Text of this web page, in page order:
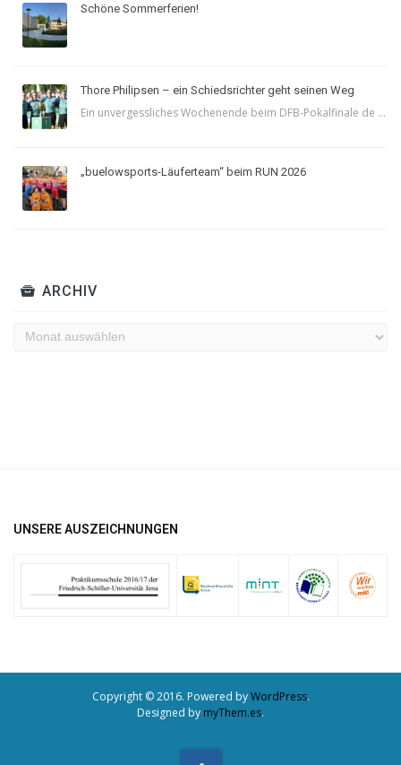
Schöne Sommerferien!
Thore Philipsen – ein Schiedsrichter geht seinen Weg
Ein unvergessliches Wochenende beim DFB-Pokalfinale de ...
„buelowsports-Läuferteam“ beim RUN 2026
ARCHIV
Archiv
UNSERE AUSZEICHNUNGEN
Copyright © 2016. Powered byWordPress.
Designed by myThem.es.